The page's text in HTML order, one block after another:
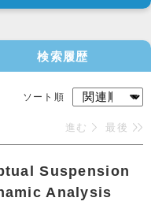
検索履歴
ソート順
進む 最後
Suspension
Analysis